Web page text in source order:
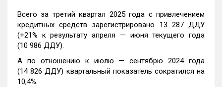
Всего за третий квартал 2025 года с привлечением
кредитных средств зарегистрировано 13 287 ДДУ
(+21% к результату апреля — июня текущего года
(10 986 ДДУ).
А по отношению к июлю — сентябрю 2024 года
(14 826 ДДУ) квартальный показатель сократился на
10,4%.